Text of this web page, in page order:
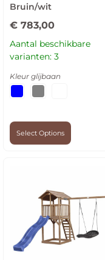
Bruin/wit
€ 783,00
Aantal beschikbare
varianten: 3
Kleur glijbaan
Select Options